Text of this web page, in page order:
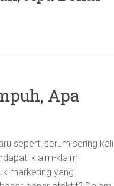
Apa
seperti serum sering kali
klaim-klaim
marketing yang